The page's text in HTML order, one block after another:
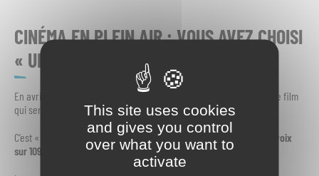
CINÉMA EN PLEIN AIR : VOUS AVEZ CHOISI
« UN P’TIT TRUC EN PLUS »
En avril, lors d’un vote en ligne, les Indrais étaient invités à choisir le film
qui sera diffusé cet été.
C’est « Un p’tit truc en plus » (2024) qui obtient la majorité avec
55 voix
sur 109
This site uses cookies
and gives you control
over what you want to
activate